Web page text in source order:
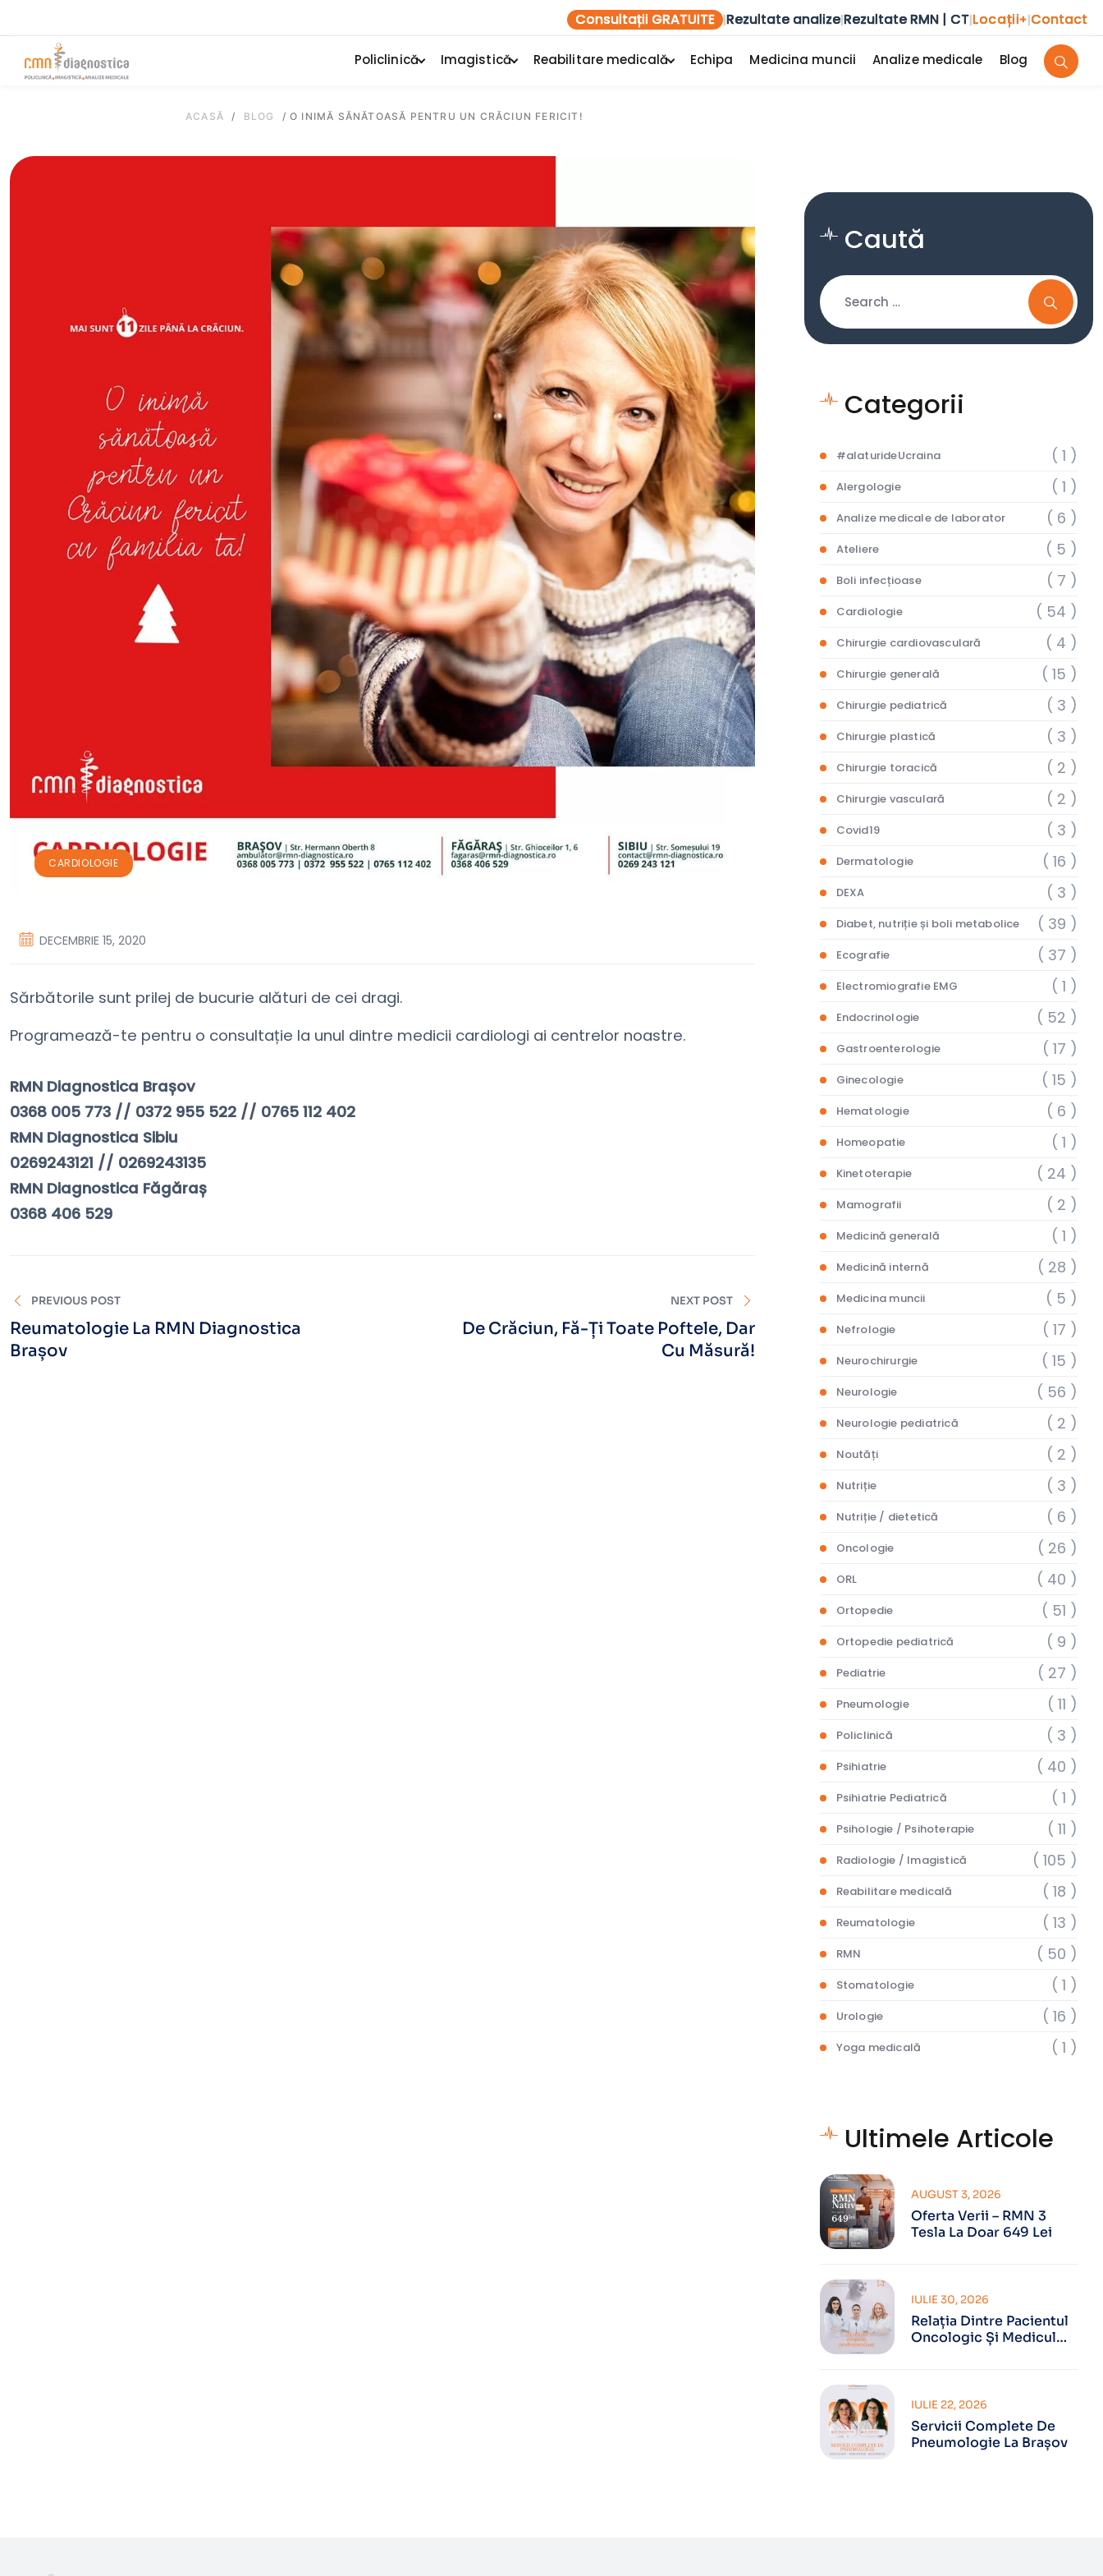
Consultații GRATUITE |Rezultate analize|Rezultate RMN | CT|Locații+|Contact
Policlinică Imagistică Reabilitare medicală Echipa Medicina muncii Analize medicale Blog
ACASĂ / BLOG / O INIMĂ SĂNĂTOASĂ PENTRU UN CRĂCIUN FERICIT!
CARDIOLOGIE
DECEMBRIE 15, 2020
Sărbătorile sunt prilej de bucurie alături de cei dragi.
Programează-te pentru o consultație la unul dintre medicii cardiologi ai centrelor noastre.
RMN Diagnostica Brașov⠀
0368 005 773 // 0372 955 522 // 0765 112 402
RMN Diagnostica Sibiu
0269243121 // 0269243135
RMN Diagnostica Făgăraș
0368 406 529
PREVIOUS POST
Reumatologie La RMN Diagnostica
Brașov
NEXT POST
De Crăciun, Fă-Ți Toate Poftele, Dar
Cu Măsură!
Caută
Categorii
#alaturideUcraina ( 1 )
Alergologie ( 1 )
Analize medicale de laborator ( 6 )
Ateliere ( 5 )
Boli infecțioase ( 7 )
Cardiologie ( 54 )
Chirurgie cardiovasculară ( 4 )
Chirurgie generală ( 15 )
Chirurgie pediatrică ( 3 )
Chirurgie plastică ( 3 )
Chirurgie toracică ( 2 )
Chirurgie vasculară ( 2 )
Covid19 ( 3 )
Dermatologie ( 16 )
DEXA ( 3 )
Diabet, nutriție și boli metabolice ( 39 )
Ecografie ( 37 )
Electromiografie EMG ( 1 )
Endocrinologie ( 52 )
Gastroenterologie ( 17 )
Ginecologie ( 15 )
Hematologie ( 6 )
Homeopatie ( 1 )
Kinetoterapie ( 24 )
Mamografii ( 2 )
Medicină generală ( 1 )
Medicină internă ( 28 )
Medicina muncii ( 5 )
Nefrologie ( 17 )
Neurochirurgie ( 15 )
Neurologie ( 56 )
Neurologie pediatrică ( 2 )
Noutăți ( 2 )
Nutriție ( 3 )
Nutriție / dietetică ( 6 )
Oncologie ( 26 )
ORL ( 40 )
Ortopedie ( 51 )
Ortopedie pediatrică ( 9 )
Pediatrie ( 27 )
Pneumologie ( 11 )
Policlinică ( 3 )
Psihiatrie ( 40 )
Psihiatrie Pediatrică ( 1 )
Psihologie / Psihoterapie ( 11 )
Radiologie / Imagistică ( 105 )
Reabilitare medicală ( 18 )
Reumatologie ( 13 )
RMN ( 50 )
Stomatologie ( 1 )
Urologie ( 16 )
Yoga medicală ( 1 )
Ultimele Articole
Oferta Verii – RMN 3
Tesla La Doar 649 Lei
AUGUST 3, 2026
Relația Dintre Pacientul
Oncologic Și Medicul
IULIE 30, 2026
Servicii Complete De
Pneumologie La Brașov
IULIE 22, 2026